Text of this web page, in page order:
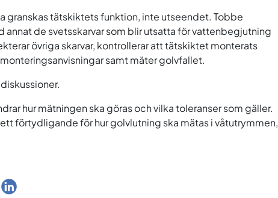
granskas tätskiktets funktion, inte utseendet. Tobbe
annat de svetsskarvar som blir utsatta för vattenbegjutning
övriga skarvar, kontrollerar att tätskiktet monterats
samt mäter golvfallet.
hur mätningen ska göras och vilka toleranser som gäller.
förtydligande för hur golvlutning ska mätas i våtutrymmen,